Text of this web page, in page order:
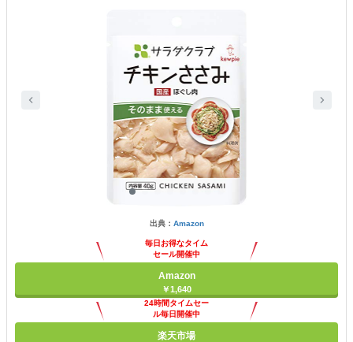
出典： Amazon
毎日お得なタイム
セール開催中
Amazon
￥1,640
24時間タイムセー
ル毎日開催中
楽天市場